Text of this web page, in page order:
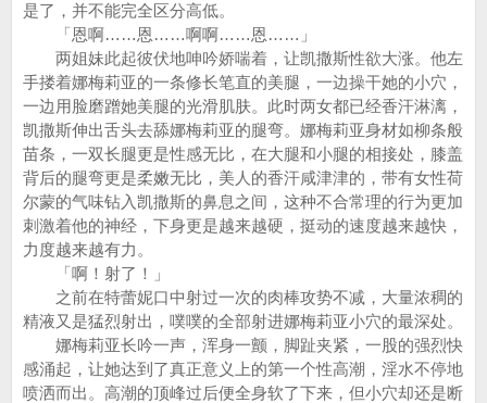
是了，并不能完全区分高低。
「恩啊……恩……啊啊……恩……」
两姐妹此起彼伏地呻吟娇喘着，让凯撒斯性欲大涨。他左
手搂着娜梅莉亚的一条修长笔直的美腿，一边操干她的小穴，
一边用脸磨蹭她美腿的光滑肌肤。此时两女都已经香汗淋漓，
凯撒斯伸出舌头去舔娜梅莉亚的腿弯。娜梅莉亚身材如柳条般
苗条，一双长腿更是性感无比，在大腿和小腿的相接处，膝盖
背后的腿弯更是柔嫩无比，美人的香汗咸津津的，带有女性荷
尔蒙的气味钻入凯撒斯的鼻息之间，这种不合常理的行为更加
刺激着他的神经，下身更是越来越硬，挺动的速度越来越快，
力度越来越有力。
「啊！射了！」
之前在特蕾妮口中射过一次的肉棒攻势不减，大量浓稠的
精液又是猛烈射出，噗噗的全部射进娜梅莉亚小穴的最深处。
娜梅莉亚长吟一声，浑身一颤，脚趾夹紧，一股的强烈快
感涌起，让她达到了真正意义上的第一个性高潮，淫水不停地
喷洒而出。高潮的顶峰过后便全身软了下来，但小穴却还是断